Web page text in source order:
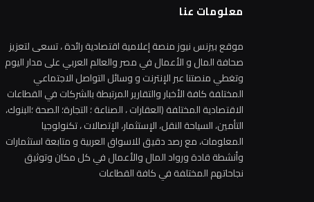
معلومات عنا
موقع بيزنس نيوز منصة إعلامية اقتصادية رائدة ، تسعى لتعزيز
صحافة المال و الأعمال في مصر والعالم العربي على مدار اليوم
وتغطي منصتنا عبر الإنترنت و وسائل التواصل الاجتماعي
المختلفة كافة الأخبار والتقارير المرتبطة بالشركات في القطاعات
الاقتصادية المختلفة (العقارات ، الصناعة ؛ التجارة؛ الصحة ؛البنوك،
التأمين، السياحة النقل، الإستثمار، الإتصالات ، تكنولوجيا
المعلومات، مع رصد دقيق للاسواق العربية و متابعة استثمارات
وأنشطة قادة ورواد المال والأعمال في كل مكان وتوثيق
نجاحاتهم المختلفة في كافة القطاعات